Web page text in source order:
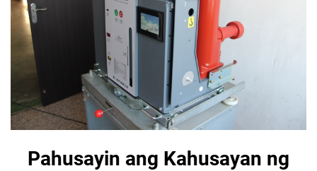
Ilagay
Makipag-ugnayan sa Amin
Pahusayin ang Kahusayan ng